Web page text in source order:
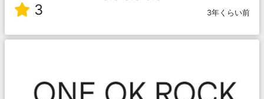
3 3年くらい前